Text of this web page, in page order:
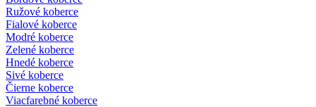
Ružové koberce
Fialové koberce
Modré koberce
Zelené koberce
Hnedé koberce
Sivé koberce
Čierne koberce
Viacfarebné koberce